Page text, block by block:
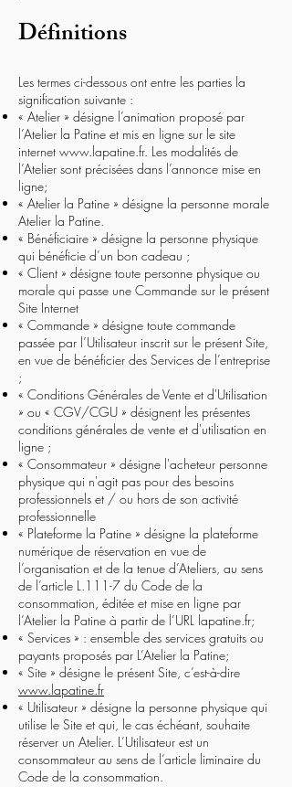
Définitions
Les termes ci-dessous ont entre les parties la
signification suivante :
« Atelier » désigne l’animation proposé par
l’Atelier la Patine et mis en ligne sur le site
internet www.lapatine.fr. Les modalités de
l’Atelier sont précisées dans l’annonce mise en
ligne;
« Atelier la Patine » désigne la personne morale
Atelier la Patine.
« Bénéficiaire » désigne la personne physique
qui bénéficie d’un bon cadeau ;
« Client » désigne toute personne physique ou
morale qui passe une Commande sur le présent
Site Internet
« Commande » désigne toute commande
passée par l’Utilisateur inscrit sur le présent Site,
en vue de bénéficier des Services de l’entreprise
;
« Conditions Générales de Vente et d'Utilisation
» ou « CGV/CGU » désignent les présentes
conditions générales de vente et d'utilisation en
ligne ;
« Consommateur » désigne l'acheteur personne
physique qui n'agit pas pour des besoins
professionnels et / ou hors de son activité
professionnelle
« Plateforme la Patine » désigne la plateforme
numérique de réservation en vue de
l’organisation et de la tenue d’Ateliers, au sens
de l’article L.111-7 du Code de la
consommation, éditée et mise en ligne par
l’Atelier la Patine à partir de l’URL lapatine.fr;
« Services » : ensemble des services gratuits ou
payants proposés par L’Atelier la Patine;
« Site » désigne le présent Site, c’est-à-dire
www.lapatine.fr
« Utilisateur » désigne la personne physique qui
utilise le Site et qui, le cas échéant, souhaite
réserver un Atelier. L’Utilisateur est un
consommateur au sens de l’article liminaire du
Code de la consommation.